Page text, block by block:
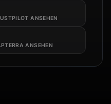
ANSEHEN
ANSEHEN